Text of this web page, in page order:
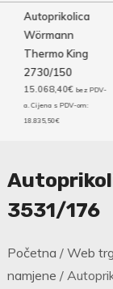
Autoprikolica
Wörmann
Thermo King
2730/150
15.068,40€ bez PDV-
a. Cijena s PDV-om:
18.835,50€
3531/176
Početna / Web
namjene /